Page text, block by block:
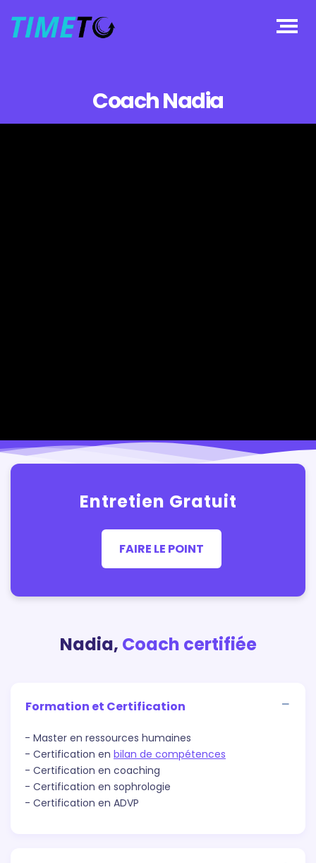
Coach Nadia
Entretien Gratuit
FAIRE LE POINT
Nadia, Coach certifiée
Formation et Certification
- Master en ressources humaines
- Certification en bilan de compétences
- Certification en coaching
- Certification en sophrologie
- Certification en ADVP